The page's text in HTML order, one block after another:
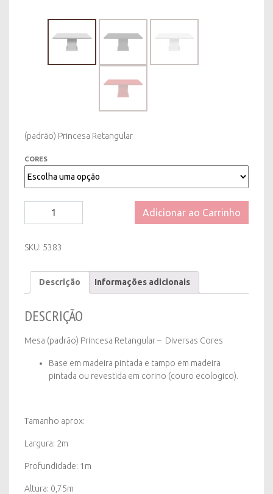
(padrão) Princesa Retangular
CORES
(padrão)
Retangular
Diversas
Cores
quantity
Adicionar ao Carrinho
SKU: 5383
Descrição Informações adicionais
DESCRIÇÃO
Mesa (padrão) Princesa Retangular – Diversas Cores
Base em madeira pintada e tampo em madeira
pintada ou revestida em corino (couro ecologico).
Tamanho aprox:
Largura: 2m
Profundidade: 1m
Altura: 0,75m